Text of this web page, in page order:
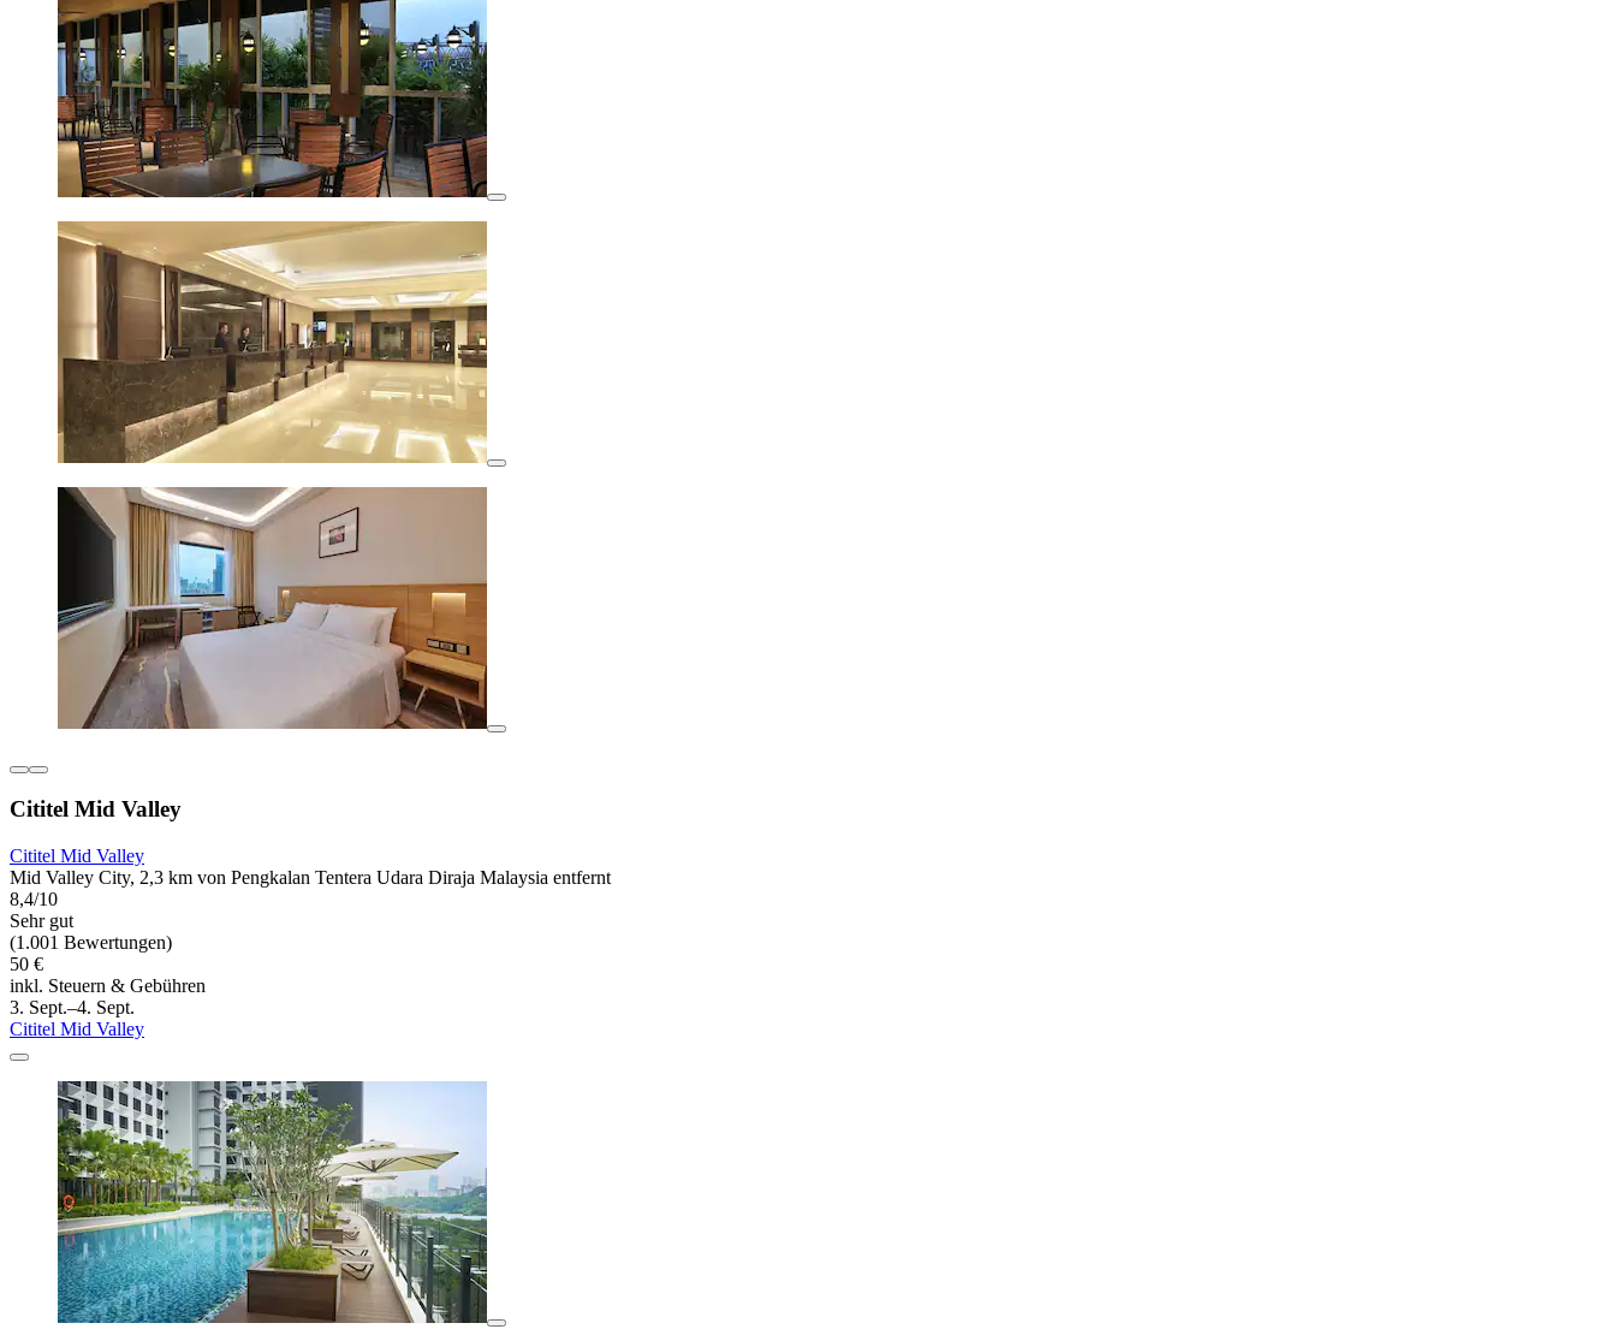
Cititel Mid Valley
Cititel Mid Valley
Mid Valley City, 2,3 km von Pengkalan Tentera Udara Diraja Malaysia entfernt
8,4/10
Sehr gut
(1.001 Bewertungen)
50 €
inkl. Steuern & Gebühren
3. Sept.–4. Sept.
Cititel Mid Valley